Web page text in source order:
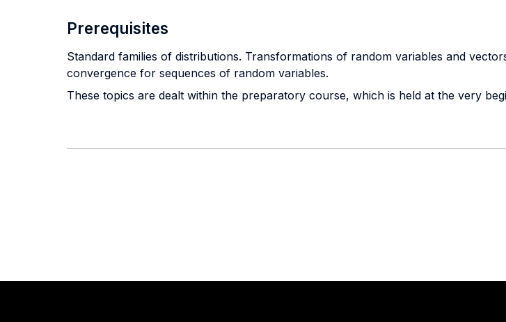
Prerequisites
Standard families of distributions. Transformations of random variables and
convergence for sequences of random variables.
These topics are dealt within the preparatory course, which is held at the very